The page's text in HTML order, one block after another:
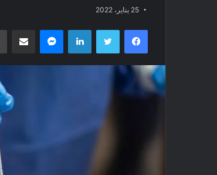
25 يناير، 2022
فيسبوك تويتر لينكدإن ماسنجر مشاركة